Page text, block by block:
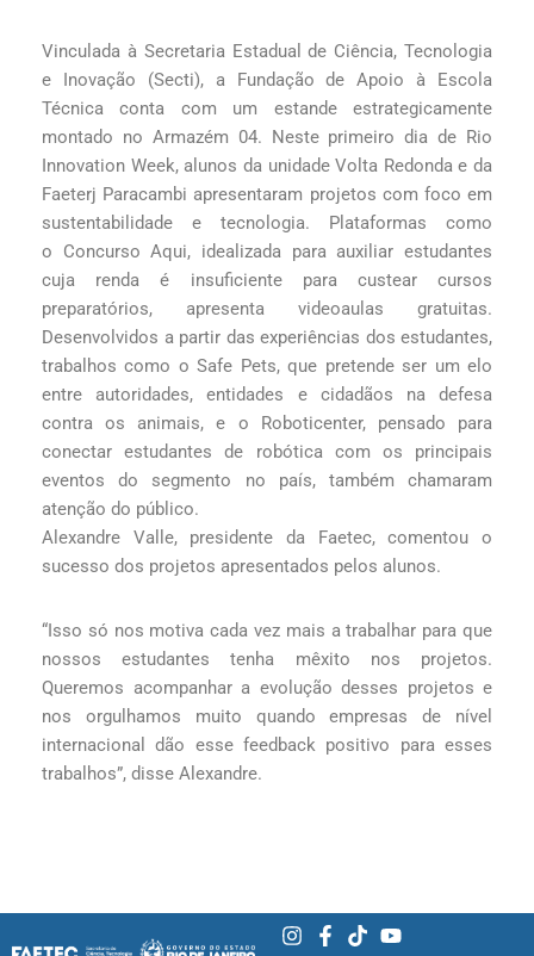
Vinculada à Secretaria Estadual de Ciência, Tecnologia
e Inovação (Secti), a Fundação de Apoio à Escola
Técnica conta com um estande estrategicamente
montado no Armazém 04. Neste primeiro dia de Rio
Innovation Week, alunos da unidade Volta Redonda e da
Faeterj Paracambi apresentaram projetos com foco em
sustentabilidade e tecnologia. Plataformas como
o Concurso Aqui, idealizada para auxiliar estudantes
cuja renda é insuficiente para custear cursos
preparatórios, apresenta videoaulas gratuitas.
Desenvolvidos a partir das experiências dos estudantes,
trabalhos como o Safe Pets, que pretende ser um elo
entre autoridades, entidades e cidadãos na defesa
contra os animais, e o Roboticenter, pensado para
conectar estudantes de robótica com os principais
eventos do segmento no país, também chamaram
atenção do público.
Alexandre Valle, presidente da Faetec, comentou o
sucesso dos projetos apresentados pelos alunos.
“Isso só nos motiva cada vez mais a trabalhar para que
nossos estudantes tenha mêxito nos projetos.
Queremos acompanhar a evolução desses projetos e
nos orgulhamos muito quando empresas de nível
internacional dão esse feedback positivo para esses
trabalhos”, disse Alexandre.